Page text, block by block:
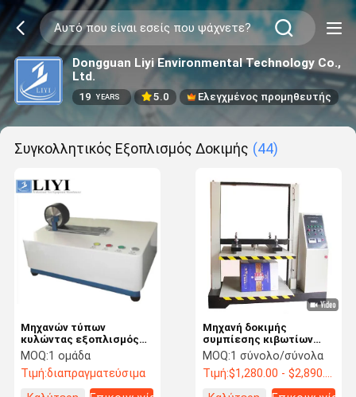
Dongguan Liyi Environmental Technology Co.,
Ltd.
19 YEARS 5.0 Ελεγχμένος προμηθευτής
Συγκολλητικός Εξοπλισμός Δοκιμής (44)
Μηχανών τύπων
κυλώντας εξοπλισμός
δοκιμής ροδών
συγκολλητικός για το
δείγμα
MOQ:1 ομάδα
Τιμή:διαπραγματεύσιμα
Μηχανή δοκιμής
συμπίεσης κιβωτίων
εγγράφου εξοπλισμού
δοκιμής δύναμης
χαρτοκιβωτίων LIYI
MOQ:1 σύνολο/σύνολα
Τιμή:$1,280.00 - $2,890.00/ Set